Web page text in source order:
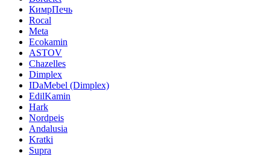
КимрПечь
Rocal
Meta
Ecokamin
ASTOV
Chazelles
Dimplex
IDaMebel (Dimplex)
EdilKamin
Hark
Nordpeis
Andalusia
Kratki
Supra